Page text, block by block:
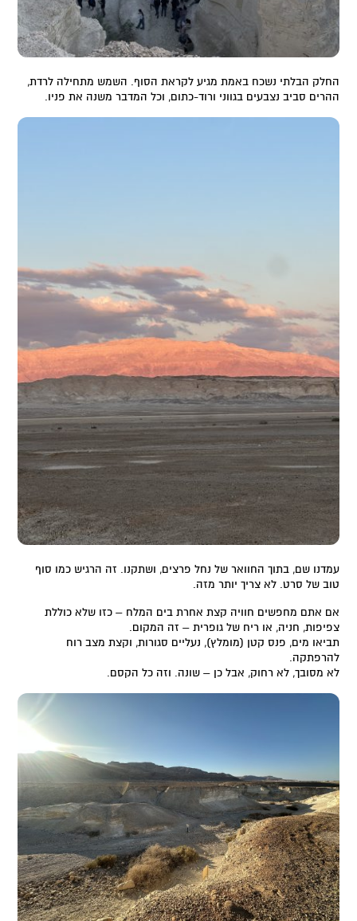
החלק הבלתי נשכח באמת מגיע לקראת הסוף. השמש מתחילה לרדת,
ההרים סביב נצבעים בגווני ורוד-כתום, וכל המדבר משנה את פניו.
עמדנו שם, בתוך החוואר של נחל פרצים, ושתקנו. זה הרגיש כמו סוף
טוב של סרט. לא צריך יותר מזה.
אם אתם מחפשים חוויה קצת אחרת בים המלח – כזו שלא כוללת
צפיפות, חניה, או ריח של גופרית – זה המקום.
תביאו מים, פנס קטן (מומלץ), נעליים סגורות, וקצת מצב רוח
להרפתקה.
לא מסובך, לא רחוק, אבל כן – שונה. וזה כל הקסם.